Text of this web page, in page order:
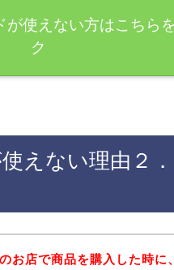
使えない方はこちら
ク
えない理由２
お店で商品を購入した時に